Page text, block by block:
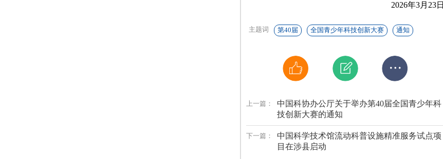
2026年3月23日
主题词 第40届 全国青少年科技创新大赛 通知
上一篇：
中国科协办公厅关于举办第40届全国青少年科
技创新大赛的通知
下一篇：
中国科学技术馆流动科普设施精准服务试点项
目在涉县启动